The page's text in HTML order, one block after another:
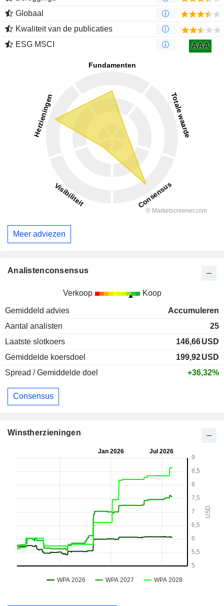
Globaal
Kwaliteit van de publicaties
ESG MSCI
AAA
Meer adviezen
Analistenconsensus
Verkoop Koop
Gemiddeld advies
Accumuleren
Aantal analisten
25
Laatste slotkoers
146,66USD
Gemiddelde koersdoel
199,92USD
Spread / Gemiddelde doel
+36,32%
Consensus
Winstherzieningen